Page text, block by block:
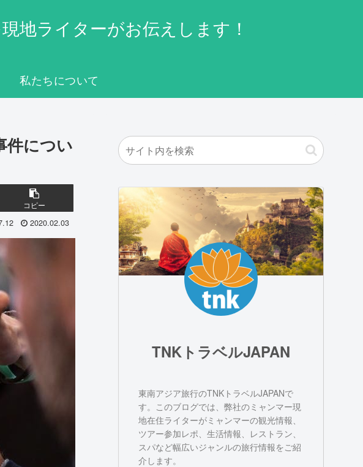
地ライターがお伝えします！
私たちについて
件につい
コピー
2020.02.03
TNKトラベルJAPAN
東南アジア旅行のTNKトラベルJAPANで
す。このブログでは、弊社のミャンマー現
地在住ライターがミャンマーの観光情報、
ツアー参加レポ、生活情報、レストラン、
スパなど幅広いジャンルの旅行情報をご紹
介します。